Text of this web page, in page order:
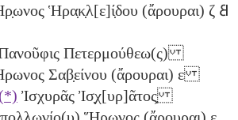
Ἡρα̣κ̣λ[ε]ί̣δου (ἄρουραι) ζ 𐅸
Πετερμούθεω(ς)
Σαβ̣είνου (ἄρουραι) ε
(*) Ἰσχυρᾶς Ἰσ̣χ[υρ]ᾶτος̣
Ἥ̣ρωνος (ἄρουραι) ε